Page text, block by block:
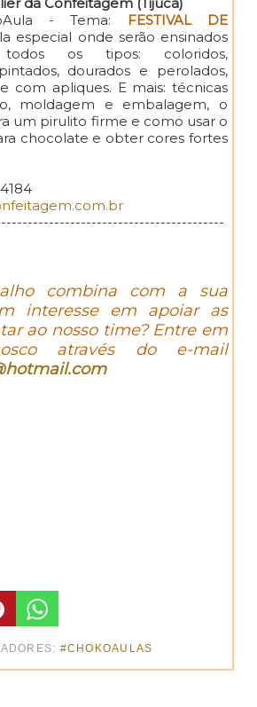
- Tema: FESTIVAL DE
especial onde serão ensinados
os tipos: coloridos,
dourados e perolados,
com apliques. E mais: técnicas
moldagem e embalagem, o
um pirulito firme e como usar o
chocolate e obter cores fortes
combina com a sua
interesse em apoiar as
ao nosso time? Entre em
através do e-mail
#CHOKOAULAS